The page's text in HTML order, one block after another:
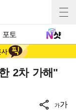
포토
2차 가해"
가가